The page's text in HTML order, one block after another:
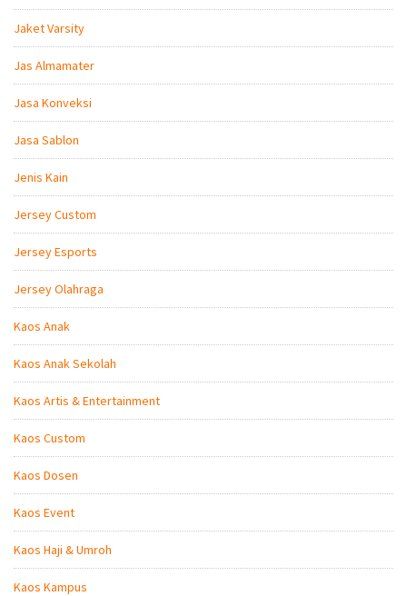
Jaket Varsity
Jas Almamater
Jasa Konveksi
Jasa Sablon
Jenis Kain
Jersey Custom
Jersey Esports
Jersey Olahraga
Kaos Anak
Kaos Anak Sekolah
Kaos Artis & Entertainment
Kaos Custom
Kaos Dosen
Kaos Event
Kaos Haji & Umroh
Kaos Kampus